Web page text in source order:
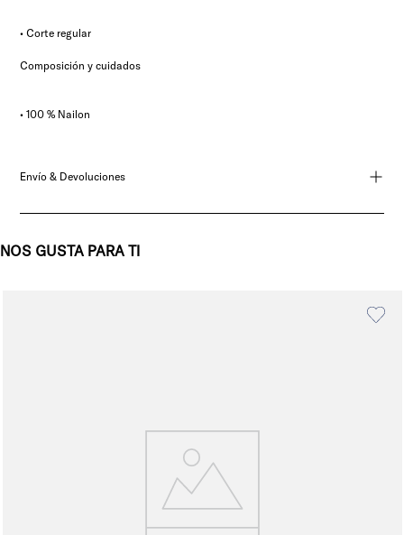
• Corte regular
Composición y cuidados
• 100 % Nailon
Envío & Devoluciones
NOS GUSTA PARA TI